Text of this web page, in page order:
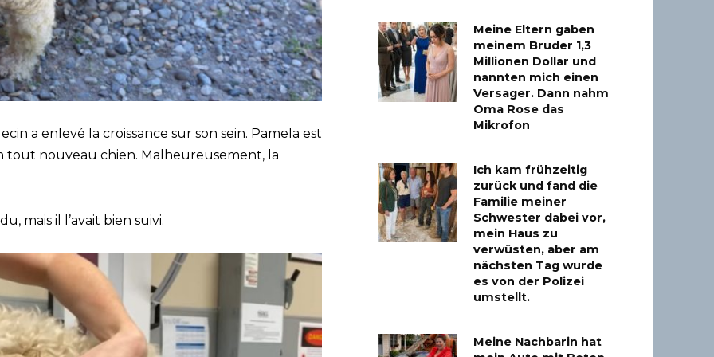
a enlevé la croissance sur son sein. Pamela est
tout nouveau chien. Malheureusement, la
mais il l’avait bien suivi.
Meine Eltern gaben
meinem Bruder 1,3
Millionen Dollar und
nannten mich einen
Versager. Dann nahm
Oma Rose das
Mikrofon
Ich kam frühzeitig
zurück und fand die
Familie meiner
Schwester dabei vor,
mein Haus zu
verwüsten, aber am
nächsten Tag wurde
es von der Polizei
umstellt.
Meine Nachbarin hat